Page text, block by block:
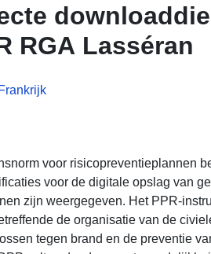
RGA Lasséran
voor risicopreventieplannen
voor de digitale opslag van
zijn weergegeven. Het PPR-
de organisatie van de
tegen brand en de preventie